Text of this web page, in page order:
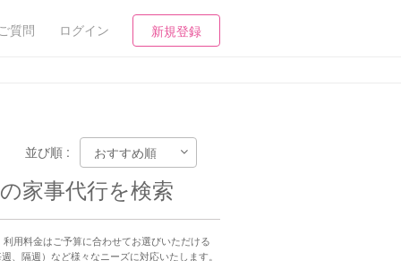
質問 ログイン 新規登録
並び順 :
家事代行を検索
用料金はご予算に合わせてお選びいただける
、隔週）など様々なニーズに対応いたします。